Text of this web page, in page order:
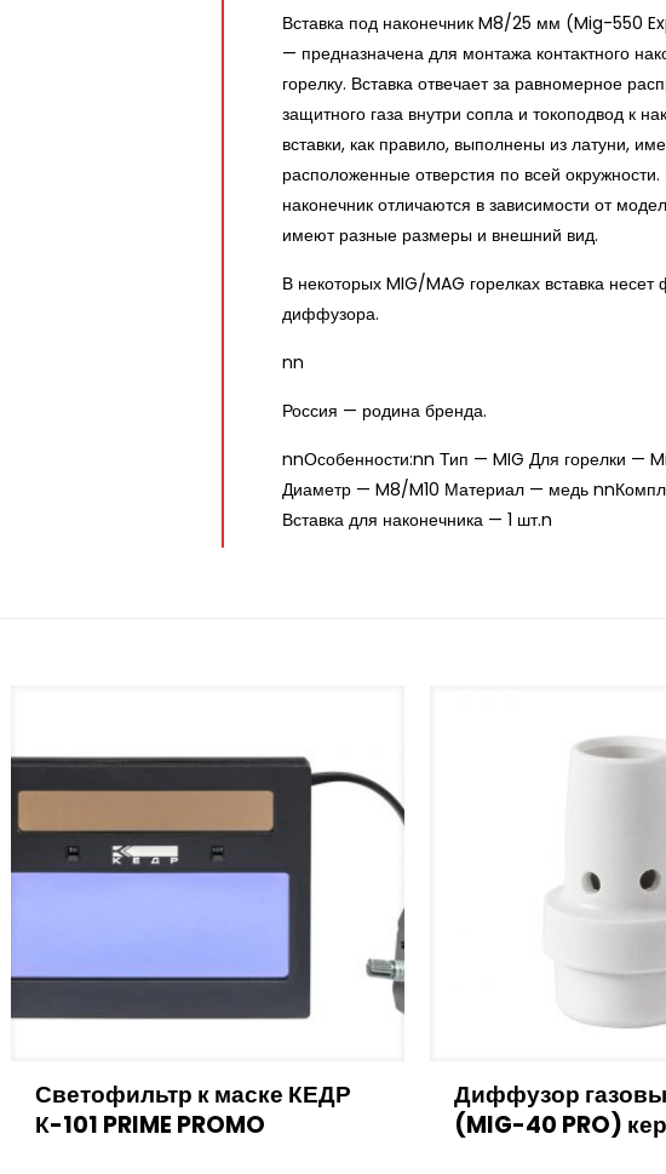
Вставка под наконечник M8/25 мм (Mig-550
— предназначена для монтажа контактного
горелку. Вставка отвечает за равномерное
защитного газа внутри сопла и токоподвод к
вставки, как правило, выполнены из латуни,
расположенные отверстия по всей окружности.
наконечник отличаются в зависимости от
имеют разные размеры и внешний вид.
В некоторых MIG/MAG горелках вставка несет
диффузора.
nn
Россия — родина бренда.
nnОсобенности:nn Тип — MIG Для горелки —
Диаметр — M8/M10 Материал — медь
Вставка для наконечника — 1 шт.n
Светофильтр к маске КЕДР
К-101 PRIME PROMO
Диффузор
(MIG-40 PRO)